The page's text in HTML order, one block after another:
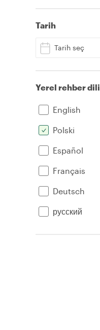
Tarih
Tarih seç
Yerel rehber dili
English
Polski
Español
Français
Deutsch
русский